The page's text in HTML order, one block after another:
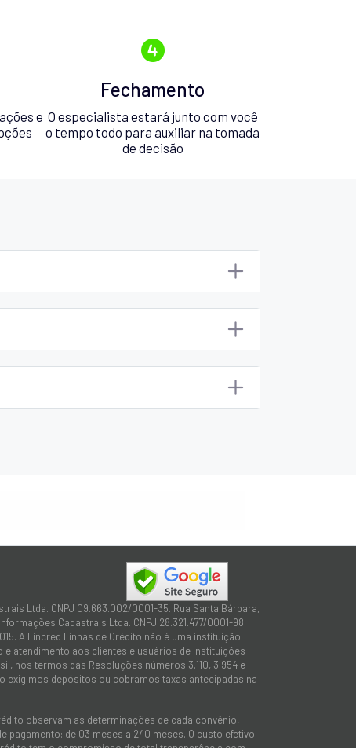
e
Fechamento
O especialista estará junto com você
o tempo todo para auxiliar na tomada
de decisão
Ltda. CNPJ 09.663.002/0001-35. Rua Santa Bárbara,
Cadastrais Ltda. CNPJ 28.321.477/0001-98.
015. A Lincred Linhas de Crédito não é uma instituição
atendimento aos clientes e usuários de instituições
nos termos das Resoluções números 3.110, 3.954 e
exigimos depósitos ou cobramos taxas antecipadas na
observam as determinações de cada convênio,
de 03 meses a 240 meses. O custo efetivo